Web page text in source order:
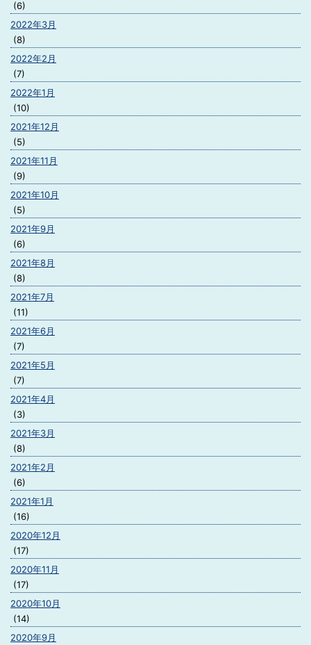
(6)
2022年3月
(8)
2022年2月
(7)
2022年1月
(10)
2021年12月
(5)
2021年11月
(9)
2021年10月
(5)
2021年9月
(6)
2021年8月
(8)
2021年7月
(11)
2021年6月
(7)
2021年5月
(7)
2021年4月
(3)
2021年3月
(8)
2021年2月
(6)
2021年1月
(16)
2020年12月
(17)
2020年11月
(17)
2020年10月
(14)
2020年9月